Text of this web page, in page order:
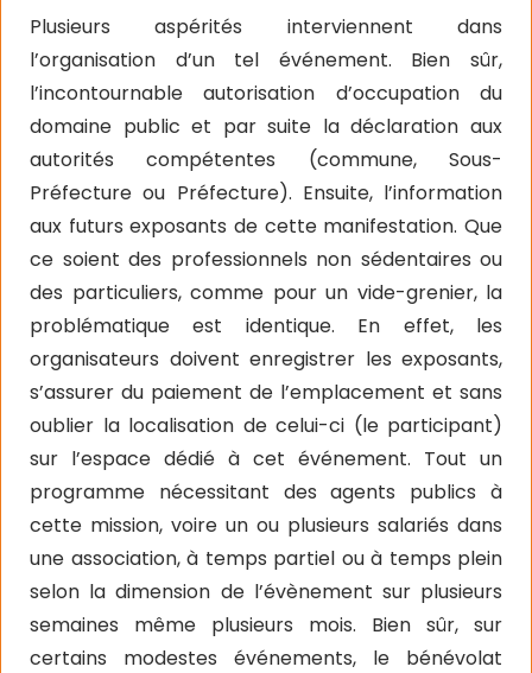
Plusieurs aspérités interviennent dans
l’organisation d’un tel événement. Bien sûr,
l’incontournable autorisation d’occupation du
domaine public et par suite la déclaration aux
autorités compétentes (commune, Sous-
Préfecture ou Préfecture). Ensuite, l’information
aux futurs exposants de cette manifestation. Que
ce soient des professionnels non sédentaires ou
des particuliers, comme pour un vide-grenier, la
problématique est identique. En effet, les
organisateurs doivent enregistrer les exposants,
s’assurer du paiement de l’emplacement et sans
oublier la localisation de celui-ci (le participant)
sur l’espace dédié à cet événement. Tout un
programme nécessitant des agents publics à
cette mission, voire un ou plusieurs salariés dans
une association, à temps partiel ou à temps plein
selon la dimension de l’évènement sur plusieurs
semaines même plusieurs mois. Bien sûr, sur
certains modestes événements, le bénévolat